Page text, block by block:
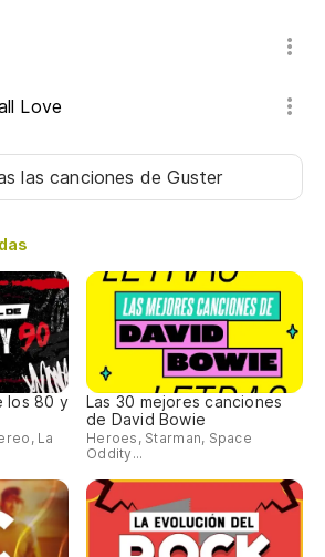
Love
las canciones de Guster
los 80 y
La
Las 30 mejores canciones
de David Bowie
Heroes, Starman, Space
Oddity...